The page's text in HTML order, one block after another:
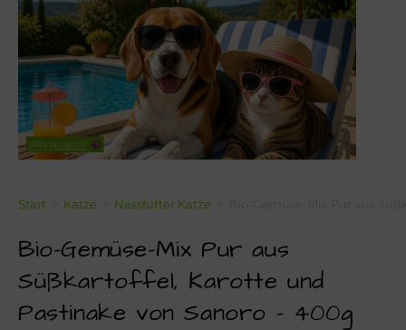
Über Mich!
Unser Team!
Blog
Kontakt
Napf-Wissen!
Terminvereinbarung
Start Katze Nassfutter Katze
Bio-Gemüse-Mix Pur aus
Süßkartoffel, Karotte und
Pastinake von Sanoro – 400g